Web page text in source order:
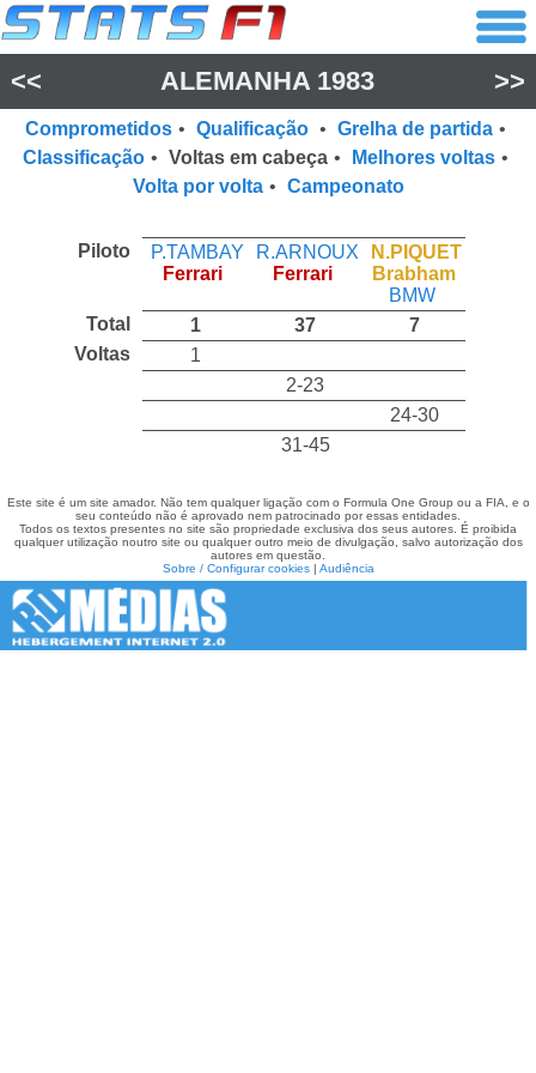
<< ALEMANHA 1983 >>
Comprometidos • Qualificação • Grelha de partida •
Classificação • Voltas em cabeça • Melhores voltas •
Volta por volta • Campeonato
Piloto
P.TAMBAY
Ferrari
R.ARNOUX
Ferrari
N.PIQUET
Brabham
BMW
Total
1 37
7
Voltas
1
2-23
24-30
31-45
Este site é um site amador. Não tem qualquer ligação com o Formula One Group ou a FIA, e o
seu conteúdo não é aprovado nem patrocinado por essas entidades.
Todos os textos presentes no site são propriedade exclusiva dos seus autores. É proibida
qualquer utilização noutro site ou qualquer outro meio de divulgação, salvo autorização dos
autores em questão.
Sobre / Configurar cookies| Audiência